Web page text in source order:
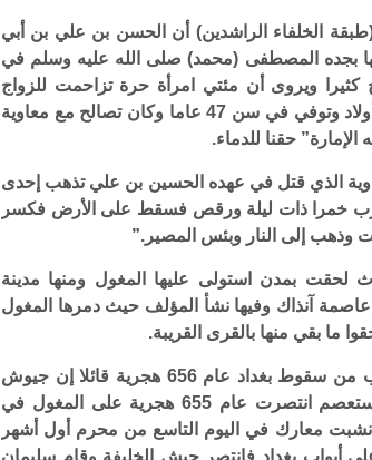
الخلفاء الراشدين) أن الحسن بن علي بن أبي
بجده المصطفى (محمد) صلى الله عليه وسلم في
ويروى أن مئتي امرأة حرة تزاحمت للزواج
منه” وكان له سبعة أولاد وتوفي في سن 47 عاما وكان تصالح مع معاوية
حقنا للدماء.
الذي قتل في عهده الحسين بن علي تذهب إحدى
خمرا ذات ليلة ورقص فسقط على الأرض فكسر
إلى النار وبئس المصير.”
لحقت بمدن استولى عليها المغول ومنها مدينة
آنذاك وفيها نشأ المؤلف حيث دمرها المغول
ما بقي منها بالقرى القريبة.
ويروي المؤلف جوانب من سقوط بغداد عام 656 هجرية قائلا إن جيوش
الخليفة العباسي المستعصم انتصرت عام 655 هجرية على المغول في
معارك في اليوم التاسع من محرم أول أشهر
الهجرية 656 على أبواب بغداد فانتصر جيش الخليفة وقام سليمان